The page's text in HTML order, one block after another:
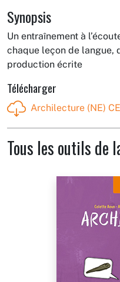
Synopsis
Un entraînement à
chaque leçon de langue,
production écrite
Télécharger
Archilecture (NE)
Tous les outils de